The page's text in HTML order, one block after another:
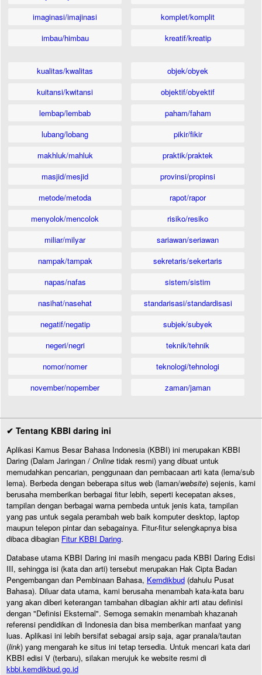
imaginasi/imajinasi
imbau/himbau
komplet/komplit
kreatif/kreatip
kualitas/kwalitas
kuitansi/kwitansi
lembap/lembab
lubang/lobang
makhluk/mahluk
masjid/mesjid
metode/metoda
menyolok/mencolok
miliar/milyar
nampak/tampak
napas/nafas
nasihat/nasehat
negatif/negatip
negeri/negri
nomor/nomer
november/nopember
objek/obyek
objektif/obyektif
paham/faham
pikir/fikir
praktik/praktek
provinsi/propinsi
rapot/rapor
risiko/resiko
sariawan/seriawan
sekretaris/sekertaris
sistem/sistim
standarisasi/standardisasi
subjek/subyek
teknik/tehnik
teknologi/tehnologi
zaman/jaman
✔ Tentang KBBI daring ini
Aplikasi Kamus Besar Bahasa Indonesia (KBBI) ini merupakan KBBI
Daring (Dalam Jaringan / Online tidak resmi) yang dibuat untuk
memudahkan pencarian, penggunaan dan pembacaan arti kata (lema/sub
lema). Berbeda dengan beberapa situs web (laman/website) sejenis, kami
berusaha memberikan berbagai fitur lebih, seperti kecepatan akses,
tampilan dengan berbagai warna pembeda untuk jenis kata, tampilan
yang pas untuk segala perambah web baik komputer desktop, laptop
maupun telepon pintar dan sebagainya. Fitur-fitur selengkapnya bisa
dibaca dibagian Fitur KBBI Daring.
Database utama KBBI Daring ini masih mengacu pada KBBI Daring Edisi
III, sehingga isi (kata dan arti) tersebut merupakan Hak Cipta Badan
Pengembangan dan Pembinaan Bahasa, Kemdikbud (dahulu Pusat
Bahasa). Diluar data utama, kami berusaha menambah kata-kata baru
yang akan diberi keterangan tambahan dibagian akhir arti atau definisi
dengan "Definisi Eksternal". Semoga semakin menambah khazanah
referensi pendidikan di Indonesia dan bisa memberikan manfaat yang
luas. Aplikasi ini lebih bersifat sebagai arsip saja, agar pranala/tautan
(link) yang mengarah ke situs ini tetap tersedia. Untuk mencari kata dari
KBBI edisi V (terbaru), silakan merujuk ke website resmi di
kbbi.kemdikbud.go.id